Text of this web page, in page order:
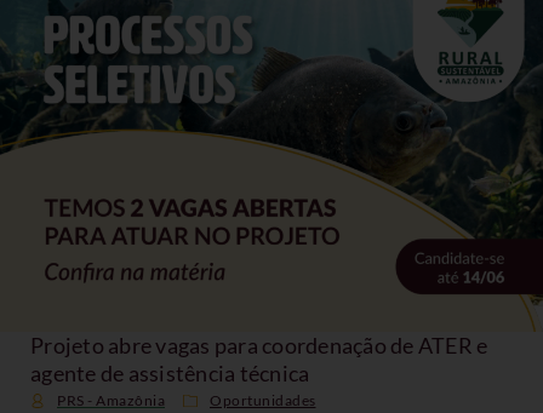
Projeto abre vagas para coordenação de ATER e
agente de assistência técnica
PRS - Amazônia Oportunidades